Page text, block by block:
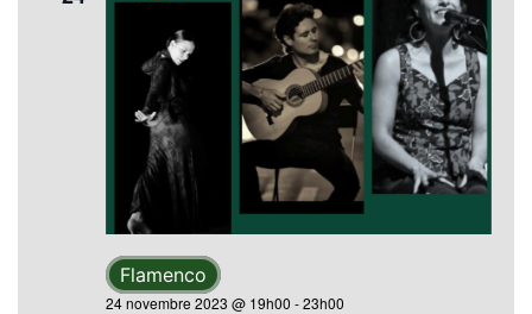
24 novembre 2023 @ 19h00 -23h00
Flamenco